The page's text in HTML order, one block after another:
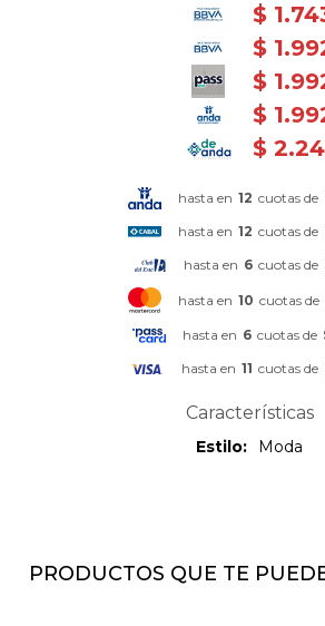
$
$
$
$
$
hasta en 12 cuotas de
hasta en 12 cuotas de
hasta en 6 cuotas de
hasta en 10 cuotas de
hasta en 6 cuotas de
hasta en 11 cuotas de
Características
Estilo Moda
PRODUCTOS QUE TE